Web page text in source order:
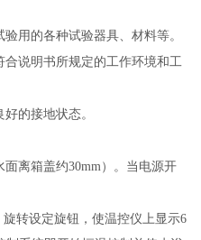
用的各种试验器具、材料等。
说明书所规定的工作环境和工
的接地状态。
面离箱盖约30mm）。当电源开
旋转设定旋钮，使温控仪上显示6